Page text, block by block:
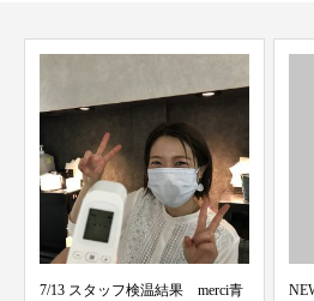
7/13 スタッフ検温結果 merci青